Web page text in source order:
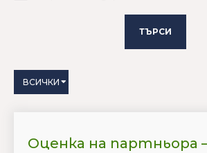
ТЪРСИ
ВСИЧКИ
Оценка на партньора